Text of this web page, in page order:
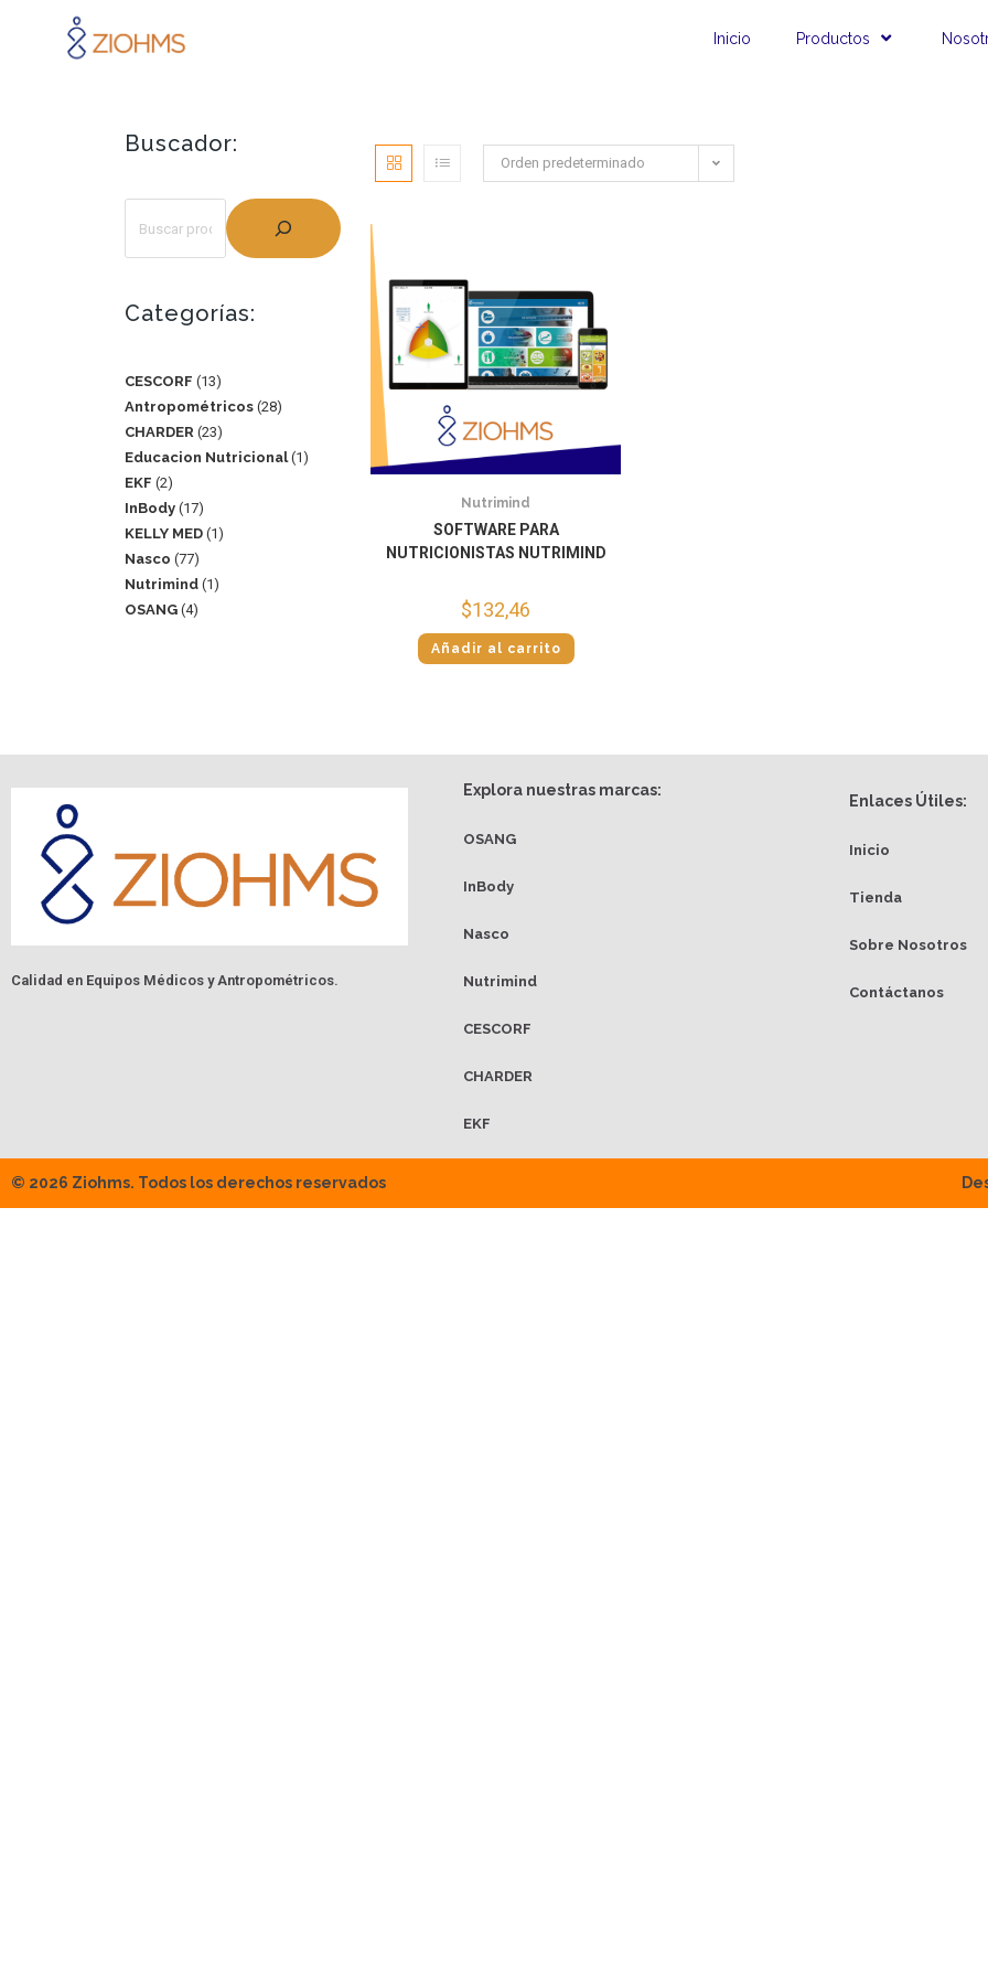
Inicio Productos
Buscador:
Categorías:
CESCORF 13
Antropométricos 28
CHARDER 23
Educacion Nutricional 1
EKF 2
InBody 17
KELLY MED 1
Nasco 77
Nutrimind 1
OSANG 4
Orden predeterminado
Nutrimind
SOFTWARE PARA
NUTRICIONISTAS NUTRIMIND
$132,46
Añadir al carrito
Calidad en Equipos Médicos y Antropométricos.
Explora nuestras marcas:
OSANG
InBody
Nasco
Nutrimind
CESCORF
CHARDER
EKF
Enlaces Útiles:
Inicio
Tienda
Sobre Nosotros
Contáctanos
© 2026 Ziohms. Todos los derechos reservados